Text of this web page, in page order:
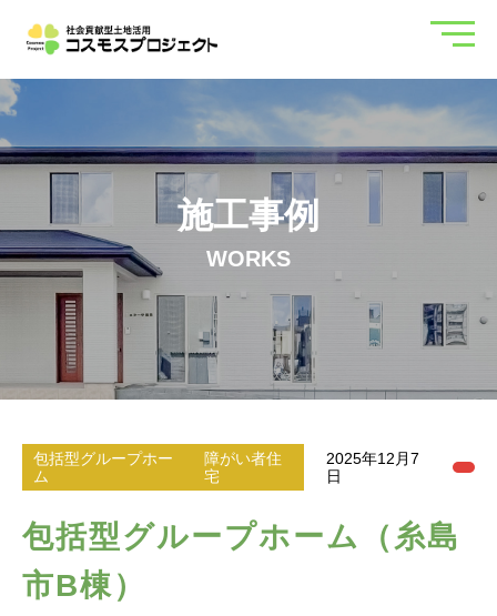
施工事例
WORKS
包括型グループホー
ム
障がい者住
宅
2025年12月7
日
包括型グループホーム（糸島
市B棟）